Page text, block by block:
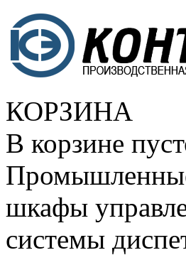
КОРЗИНА
В корзине
шкафы
системы